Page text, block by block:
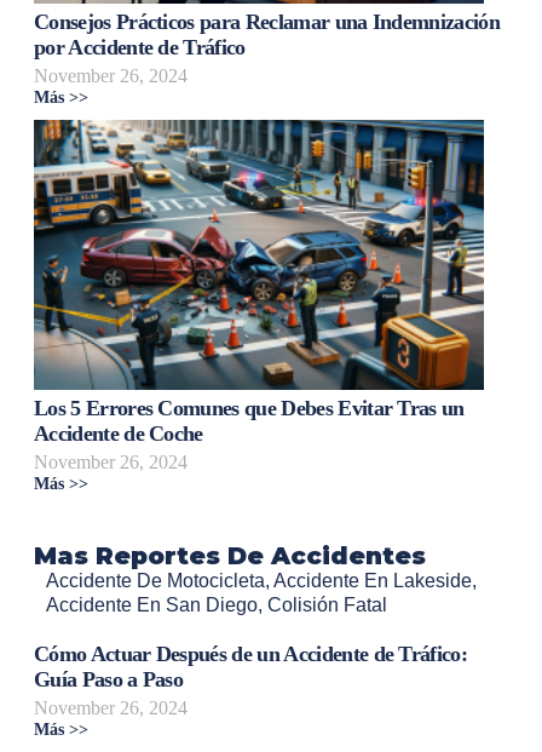
Consejos Prácticos para Reclamar una Indemnización
por Accidente de Tráfico
November 26, 2024
Más >>
Los 5 Errores Comunes que Debes Evitar Tras un
Accidente de Coche
November 26, 2024
Más >>
Mas Reportes De Accidentes
Accidente De Motocicleta, Accidente En Lakeside,
Accidente En San Diego, Colisión Fatal
Cómo Actuar Después de un Accidente de Tráfico:
Guía Paso a Paso
November 26, 2024
Más >>